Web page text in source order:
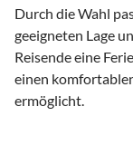
Durch die Wahl
geeigneten Lage
Reisende eine
einen
ermöglicht.